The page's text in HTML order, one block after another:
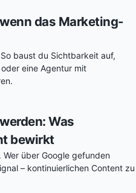
das Marketing-
baust du Sichtbarkeit auf,
eine Agentur mit
Was
bewirkt
über Google gefunden
– kontinuierlichen Content zu